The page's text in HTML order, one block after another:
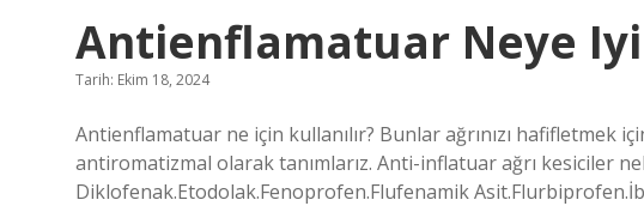
Antienflamatuar Neye
Tarih: Ekim 18, 2024
Antienflamatuar ne için kullanılır? Bunlar ağrınızı hafifletmek
antiromatizmal olarak tanımlarız. Anti-inflatuar ağrı kesiciler
Diklofenak.Etodolak.Fenoprofen.Flufenamik